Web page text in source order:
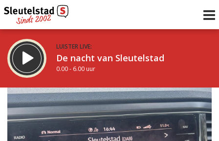
LUISTER LIVE:
De nacht van Sleutelstad
0.00 - 6.00 uur
STRAKS:
De ochtend van Sleutelstad
6.00 - 12.00 uur
Vorig uur
uur 1 van 0 Volgend uur